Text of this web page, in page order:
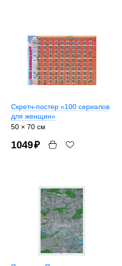
Скретч-постер «100 сериалов
для женщин»
50 × 70 см
1049₽